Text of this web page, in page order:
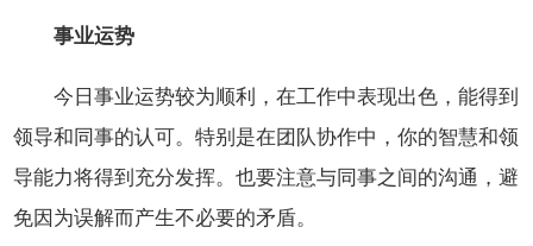
事业运势
今日事业运势较为顺利，在工作中表现出色，能得到
领导和同事的认可。特别是在团队协作中，你的智慧和领
导能力将得到充分发挥。也要注意与同事之间的沟通，避
免因为误解而产生不必要的矛盾。